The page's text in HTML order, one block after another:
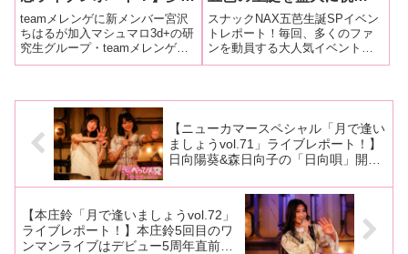
美咲、宮沢ちはるの新生
teamメレンゲが華々しく
スタート！ ライブ最後に
はまたまた新メンバー加入
ッセージ動画あり！】
teamメレンゲに新メンバー宮沢
ちはるが加入マシュマロ3d+の研
究生グループ・teamメレンゲに
再び新戦力が加入！ 新メンバ
ライブvol.16 新メンバー 宮沢
ちはる加入記念ラ
福！ 初登場の木野々葉え
りか＆蒼いおりもゲームや
トークでファンの心を鷲摑
み！ サプライズゲストも
スナックNAX五芭生誕SPイベン
トレポート！毎回、多くのファ
ンを動員する大人気イベント
「スナックNAX五芭生誕SP」
シー女優の五芭ちゃん生誕
祭！ 会場に
【ニューカマースペシャル「月で逢い
ましょうvol.71」ライブレポート！】
日向陽葵&森日向子の「日向唄」開
トライブに誰もが感動！
【本庄鈴「月で逢いましょうvol.72」
ライブレポート！】本庄鈴5回目のワ
ンマンライブはデビュー5周年直前に